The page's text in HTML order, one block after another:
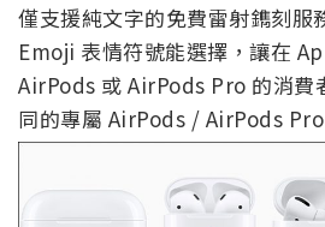
僅支援純文字的免費雷射鐫刻服
Emoji 表情符號能選擇，讓在
AirPods 或 AirPods Pro 的消費
同的專屬 AirPods / AirPods Pro